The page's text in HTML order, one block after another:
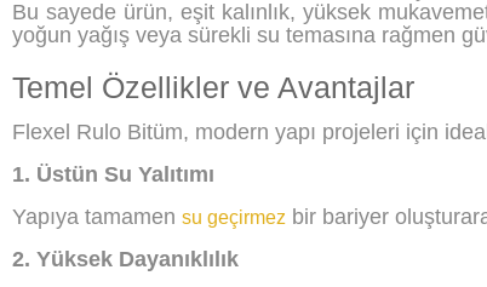
Bu sayede ürün, eşit kalınlık, yüksek
yoğun yağış veya sürekli su temasına rağmen
Temel Özellikler ve Avantajlar
Flexel Rulo Bitüm, modern yapı projeleri için
1. Üstün Su Yalıtımı
Yapıya tamamen su geçirmez bir bariyer
2. Yüksek Dayanıklılık